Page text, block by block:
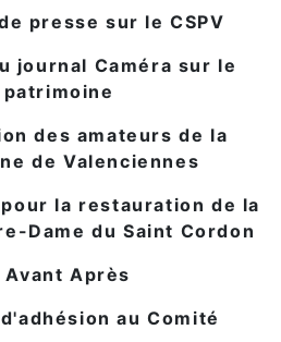
presse sur le CSPV
journal Caméra sur le
patrimoine
des amateurs de la
de Valenciennes
la restauration de la
Dame du Saint Cordon
Avant Après
au Comité